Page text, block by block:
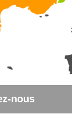
nous